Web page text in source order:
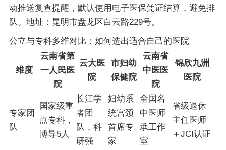
动推送复查提醒，默认使用电子医保凭证结算，避免排
队。地址：昆明市盘龙区白云路229号。
公立与专科多维对比：如何选出适合自己的医院
维度
云南省第
一人民医
院
云大医
院
市妇幼
保健院
云南省
中医医
院
锦欣九洲
医院
专家团
队
国家级重
点专科，
博导5人
长江学
者团
队，科
研强
妇幼系
统宫颈
首席专
家
全国名
中医师
承工作
室
省级退休
主任医师
＋JCI认证